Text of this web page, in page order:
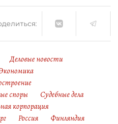
Деловые новости
споры
Судебные дела
корпорация
Россия
Финляндия